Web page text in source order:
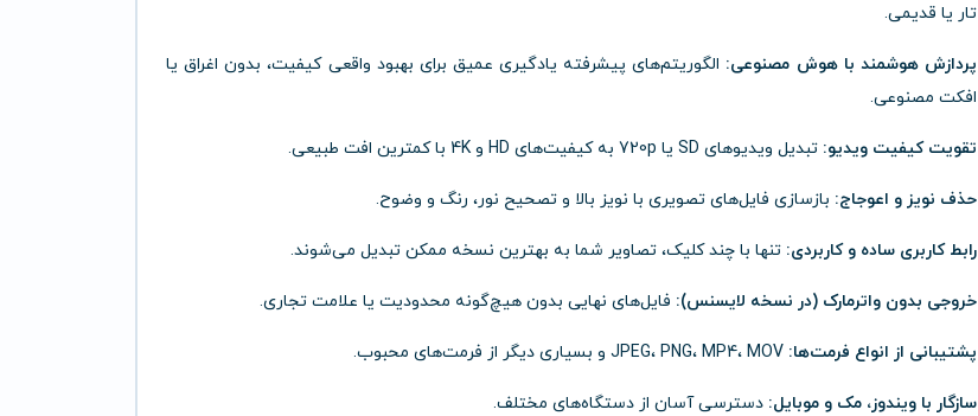
تار یا قدیمی.
پردازش هوشمند با هوش مصنوعی: الگوریتم‌های پیشرفته یادگیری عمیق برای بهبود واقعی کیفیت، بدون اغراق یا
افکت مصنوعی.
تقویت کیفیت ویدیو: تبدیل ویدیوهای SD یا 720p به کیفیت‌های HD و 4K با کمترین افت طبیعی.
حذف نویز و اعوجاج: بازسازی فایل‌های تصویری با نویز بالا و تصحیح نور، رنگ و وضوح.
رابط کاربری ساده و کاربردی: تنها با چند کلیک، تصاویر شما به بهترین نسخه ممکن تبدیل می‌شوند.
خروجی بدون واترمارک (در نسخه لایسنس): فایل‌های نهایی بدون هیچ‌گونه محدودیت یا علامت تجاری.
پشتیبانی از انواع فرمت‌ها:
سازگار با ویندوز، مک و موبایل: دسترسی آسان از دستگاه‌های مختلف.